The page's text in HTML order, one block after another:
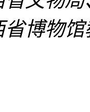
博物